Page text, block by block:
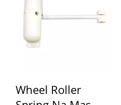
Wheel Roller